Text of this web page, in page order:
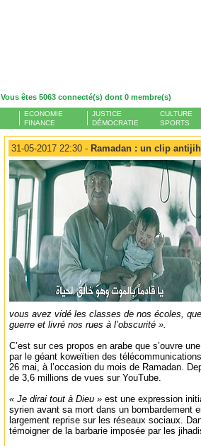
Vous êtes 5063 connecté(s) dont 0 membre(s)
ECONOMIE
FINANCE
JUSTICE
DÉMOCRATIE
CULTURE
SPORTS
31-05-2017 22:30 - Ramadan : un clip
vous avez vidé les classes de nos écoles,
guerre et livré nos rues à l’obscurité ».
C’est sur ces propos en arabe que s’ouvre
par le géant koweïtien des
26 mai, à l’occasion du mois de Ramadan.
de 3,6 millions de vues sur YouTube.
« Je dirai tout à Dieu » est une expression
syrien avant sa mort dans un bombardement
largement reprise sur les réseaux sociaux.
témoigner de la barbarie imposée par les